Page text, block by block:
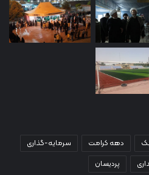
دهه کرامت
سرمایه-گذاری
پردیسان